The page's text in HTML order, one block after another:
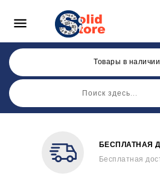

Товары в наличии
БЕСПЛАТНАЯ ДОСТАВКА
Бесплатная доставка всех товаров